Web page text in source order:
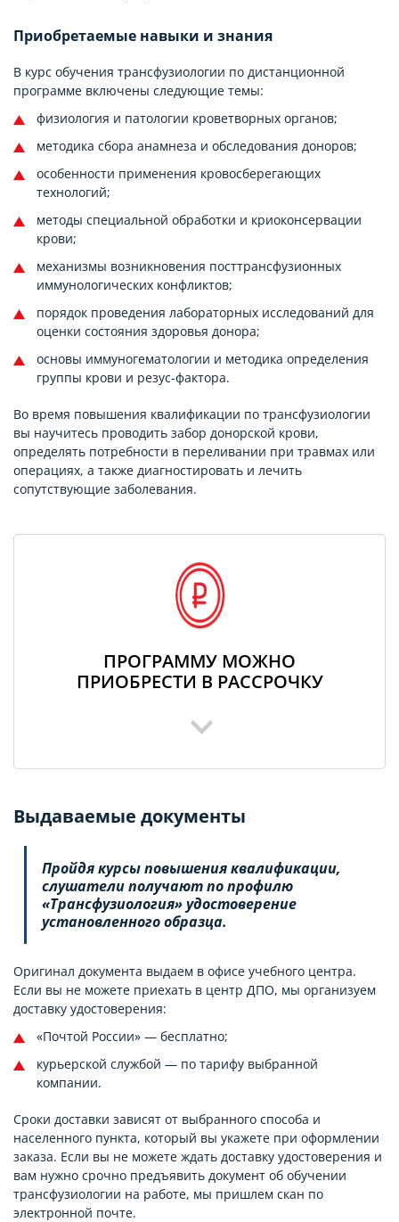
Приобретаемые навыки и знания
В курс обучения трансфузиологии по дистанционной
программе включены следующие темы:
физиология и патологии кроветворных органов;
методика сбора анамнеза и обследования доноров;
особенности применения кровосберегающих
технологий;
методы специальной обработки и криоконсервации
крови;
механизмы возникновения посттрансфузионных
иммунологических конфликтов;
порядок проведения лабораторных исследований для
оценки состояния здоровья донора;
основы иммуногематологии и методика определения
группы крови и резус-фактора.
Во время повышения квалификации по трансфузиологии
вы научитесь проводить забор донорской крови,
определять потребности в переливании при травмах или
операциях, а также диагностировать и лечить
сопутствующие заболевания.
ПРОГРАММУ МОЖНО
ПРИОБРЕСТИ В РАССРОЧКУ
Выдаваемые документы
Пройдя курсы повышения квалификации,
слушатели получают по профилю
«Трансфузиология» удостоверение
установленного образца.
Оригинал документа выдаем в офисе учебного центра.
Если вы не можете приехать в центр ДПО, мы организуем
доставку удостоверения:
«Почтой России» — бесплатно;
курьерской службой — по тарифу выбранной
компании.
Сроки доставки зависят от выбранного способа и
населенного пункта, который вы укажете при оформлении
заказа. Если вы не можете ждать доставку удостоверения и
вам нужно срочно предъявить документ об обучении
трансфузиологии на работе, мы пришлем скан по
электронной почте.